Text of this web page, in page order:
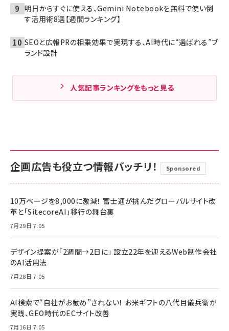
明日からすぐに使える、Gemini Notebookを無料で使い倒
す活用術8選【週間ランキング】
SEOと広報PRの相乗効果で実現する、AI時代に“選ばれる”ブ
ランド設計
人気記事ランキングをもっと見る
企画広告も役立つ情報バッチリ！ Sponsored
10万ページを8,000に激減！ 富士通が挑んだグローバルサイト改
革と「SitecoreAI」移行の舞台裏
7月29日 7:05
デザイン提案が「2週間→2日に」 設立22年を迎えるWeb制作会社
のAI活用法
7月28日 7:05
AI検索で“自社がお勧め”されない！ お米ギフトの八代目儀兵衛が
実践、GEO時代のECサイト改善
7月16日 7:05